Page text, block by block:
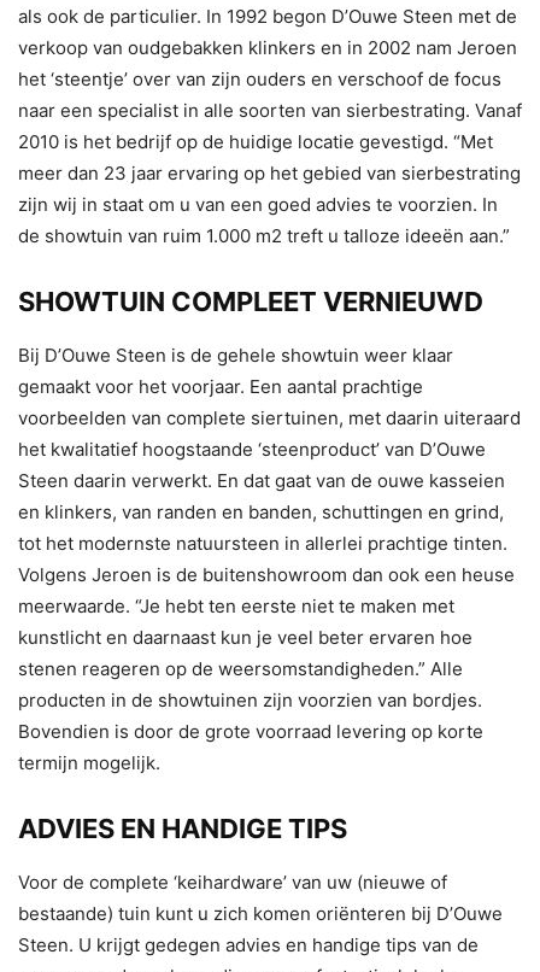
als ook de particulier. In 1992 begon D’Ouwe Steen met de
verkoop van oudgebakken klinkers en in 2002 nam Jeroen
het ‘steentje’ over van zijn ouders en verschoof de focus
naar een specialist in alle soorten van sierbestrating. Vanaf
2010 is het bedrijf op de huidige locatie gevestigd. “Met
meer dan 23 jaar ervaring op het gebied van sierbestrating
zijn wij in staat om u van een goed advies te voorzien. In
de showtuin van ruim 1.000 m2 treft u talloze ideeën aan.”
SHOWTUIN COMPLEET VERNIEUWD
Bij D’Ouwe Steen is de gehele showtuin weer klaar
gemaakt voor het voorjaar. Een aantal prachtige
voorbeelden van complete siertuinen, met daarin uiteraard
het kwalitatief hoogstaande ‘steenproduct’ van D’Ouwe
Steen daarin verwerkt. En dat gaat van de ouwe kasseien
en klinkers, van randen en banden, schuttingen en grind,
tot het modernste natuursteen in allerlei prachtige tinten.
Volgens Jeroen is de buitenshowroom dan ook een heuse
meerwaarde. “Je hebt ten eerste niet te maken met
kunstlicht en daarnaast kun je veel beter ervaren hoe
stenen reageren op de weersomstandigheden.” Alle
producten in de showtuinen zijn voorzien van bordjes.
Bovendien is door de grote voorraad levering op korte
termijn mogelijk.
ADVIES EN HANDIGE TIPS
Voor de complete ‘keihardware’ van uw (nieuwe of
bestaande) tuin kunt u zich komen oriënteren bij D’Ouwe
Steen. U krijgt gedegen advies en handige tips van de